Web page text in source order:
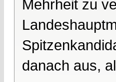
Mehrheit zu
danach aus,